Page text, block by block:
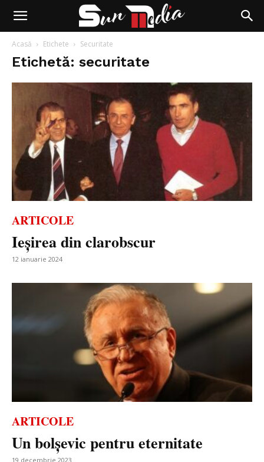
Acasă Etichete Securitate
Etichetă: securitate
ARTICOLE
Ieșirea din clarobscur
12 ianuarie 2024
ARTICOLE
Un bolșevic pentru eternitate
19 decembrie 2023